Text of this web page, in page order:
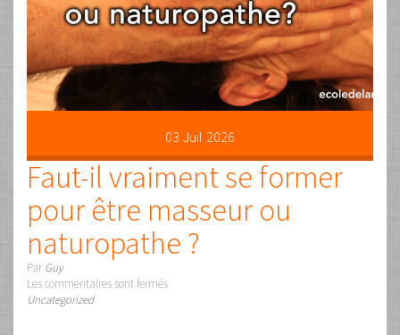
03 Juil 2026
Faut-il vraiment se former
pour être masseur ou
naturopathe ?
Par Guy
Les commentaires sont fermés
Uncategorized